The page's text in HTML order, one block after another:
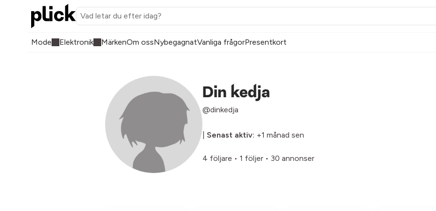
Mode Elektronik MärkenOm ossNybegagnatVanliga frågorPresentkort
Din kedja
@dinkedja
Senast aktiv: +1 månad sen
4 följare • 1 följer • 30 annonser